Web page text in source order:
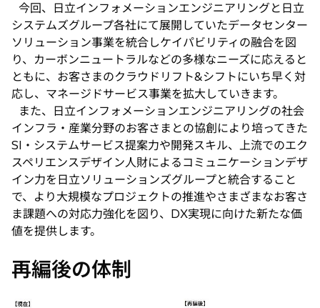
今回、日立インフォメーションエンジニアリングと日立
システムズグループ各社にて展開していたデータセンター
ソリューション事業を統合しケイパビリティの融合を図
り、カーボンニュートラルなどの多様なニーズに応えると
ともに、お客さまのクラウドリフト&シフトにいち早く対
応し、マネージドサービス事業を拡大していきます。
また、日立インフォメーションエンジニアリングの社会
インフラ・産業分野のお客さまとの協創により培ってきた
SI・システムサービス提案力や開発スキル、上流でのエク
スペリエンスデザイン人財によるコミュニケーションデザ
イン力を日立ソリューションズグループと統合すること
で、より大規模なプロジェクトの推進やさまざまなお客さ
ま課題への対応力強化を図り、DX実現に向けた新たな価
値を提供します。
再編後の体制